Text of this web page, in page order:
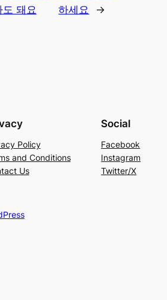
도 돼요
하세요
→
Policy
and Conditions
Us
Social
Facebook
Instagram
Twitter/X